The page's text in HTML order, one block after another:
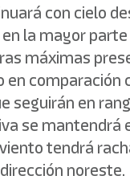
con cielo
la mayor
máximas
en comparación
seguirán en
se mantendrá
tendrá
noreste.